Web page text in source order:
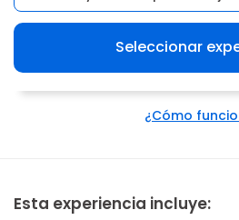
Seleccionar
¿Cómo
Esta experiencia incluye: